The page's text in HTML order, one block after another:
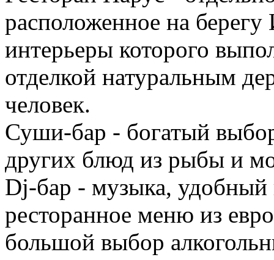
расположенное на
интерьеры которого
отделкой натуральным
человек.
Суши-бар - богатый
других блюд из рыбы и
Dj-бар - музыка, удобный
ресторанное меню из
большой выбор